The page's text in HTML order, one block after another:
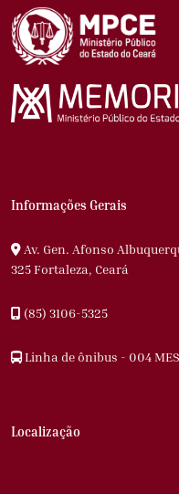
Informações Gerais
Av. Gen. Afonso
325 Fortaleza, Ceará
(85) 3106-5325
Linha de ônibus - 004
Localização